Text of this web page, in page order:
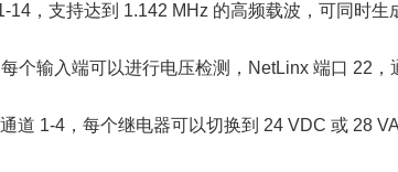
，支持达到 1.142 MHz 的高频载波，可同时生
个输入端可以进行电压检测，NetLinx 端口 22，
1-4，每个继电器可以切换到 24 VDC 或 28